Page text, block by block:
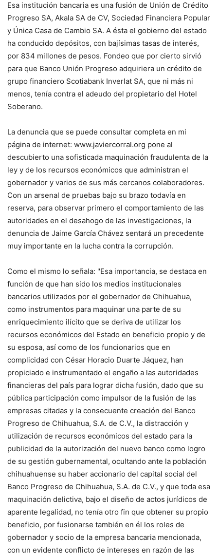
Esa institución bancaria es una fusión de Unión de Crédito
Progreso SA, Akala SA de CV, Sociedad Financiera Popular
y Única Casa de Cambio SA. A ésta el gobierno del estado
ha conducido depósitos, con bajísimas tasas de interés,
por 834 millones de pesos. Fondeo que por cierto sirvió
para que Banco Unión Progreso adquiriera un crédito de
grupo financiero Scotiabank Inverlat SA, que ni más ni
menos, tenía contra el adeudo del propietario del Hotel
Soberano.
La denuncia que se puede consultar completa en mi
página de internet: www.javiercorral.org pone al
descubierto una sofisticada maquinación fraudulenta de la
ley y de los recursos económicos que administran el
gobernador y varios de sus más cercanos colaboradores.
Con un arsenal de pruebas bajo su brazo todavía en
reserva, para observar primero el comportamiento de las
autoridades en el desahogo de las investigaciones, la
denuncia de Jaime García Chávez sentará un precedente
muy importante en la lucha contra la corrupción.
Como el mismo lo señala: "Esa importancia, se destaca en
función de que han sido los medios institucionales
bancarios utilizados por el gobernador de Chihuahua,
como instrumentos para maquinar una parte de su
enriquecimiento ilícito que se deriva de utilizar los
recursos económicos del Estado en beneficio propio y de
su esposa, así como de los funcionarios que en
complicidad con César Horacio Duarte Jáquez, han
propiciado e instrumentado el engaño a las autoridades
financieras del país para lograr dicha fusión, dado que su
pública participación como impulsor de la fusión de las
empresas citadas y la consecuente creación del Banco
Progreso de Chihuahua, S.A. de C.V., la distracción y
utilización de recursos económicos del estado para la
publicidad de la autorización del nuevo banco como logro
de su gestión gubernamental, ocultando ante la población
chihuahuense su haber accionario del capital social del
Banco Progreso de Chihuahua, S.A. de C.V., y que toda esa
maquinación delictiva, bajo el diseño de actos jurídicos de
aparente legalidad, no tenía otro fin que obtener su propio
beneficio, por fusionarse también en él los roles de
gobernador y socio de la empresa bancaria mencionada,
con un evidente conflicto de intereses en razón de las